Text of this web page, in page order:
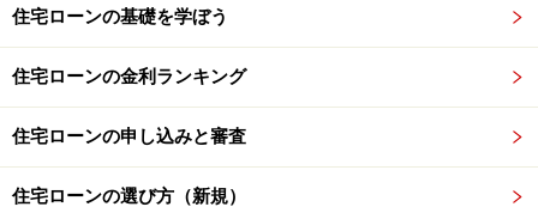
低金利の代表格は、じぶん銀行をはじめとしたネット銀
行ですが、金利差はわずか0.005％となっており、また、
しやすい点も安心材料といえます。なお、当初固定期間
（10年）を過ぎると、引下幅が縮小することに注意すべ
きなのは、じぶん銀行と同様です。
住宅ローンの基礎を学ぼう
住宅ローンの金利ランキング
住宅ローンの申し込みと審査
住宅ローンの選び方（新規）